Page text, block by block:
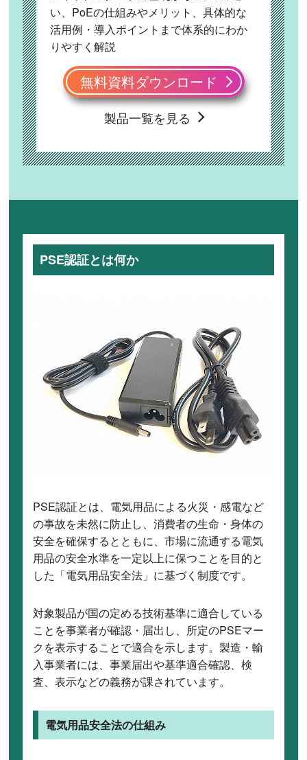
い、PoEの仕組みやメリット、具体的な
活用例・導入ポイントまで体系的にわか
りやすく解説
無料資料ダウンロード
製品一覧を見る
PSE認証とは何か
PSE認証とは、電気用品による火災・感電など
の事故を未然に防止し、消費者の生命・身体の
安全を確保するとともに、市場に流通する電気
用品の安全水準を一定以上に保つことを目的と
した「電気用品安全法」に基づく制度です。
対象製品が国の定める技術基準に適合している
ことを事業者が確認・届出し、所定のPSEマー
クを表示することで適合を示します。製造・輸
入事業者には、事業届出や基準適合確認、検
査、表示などの義務が課されています。
電気用品安全法の仕組み